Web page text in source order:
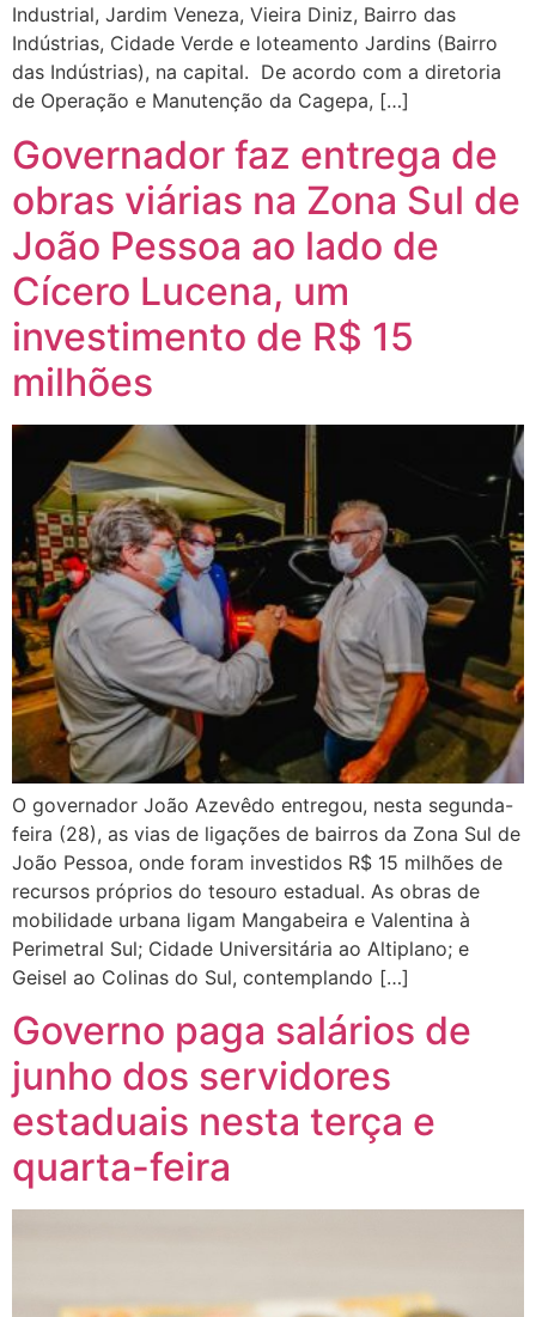
Industrial, Jardim Veneza, Vieira Diniz, Bairro das
Indústrias, Cidade Verde e loteamento Jardins (Bairro
das Indústrias), na capital. De acordo com a diretoria
de Operação e Manutenção da Cagepa, […]
Governador faz entrega de
obras viárias na Zona Sul de
João Pessoa ao lado de
Cícero Lucena, um
investimento de R$ 15
milhões
O governador João Azevêdo entregou, nesta segunda-
feira (28), as vias de ligações de bairros da Zona Sul de
João Pessoa, onde foram investidos R$ 15 milhões de
recursos próprios do tesouro estadual. As obras de
mobilidade urbana ligam Mangabeira e Valentina à
Perimetral Sul; Cidade Universitária ao Altiplano; e
Geisel ao Colinas do Sul, contemplando […]
Governo paga salários de
junho dos servidores
estaduais nesta terça e
quarta-feira